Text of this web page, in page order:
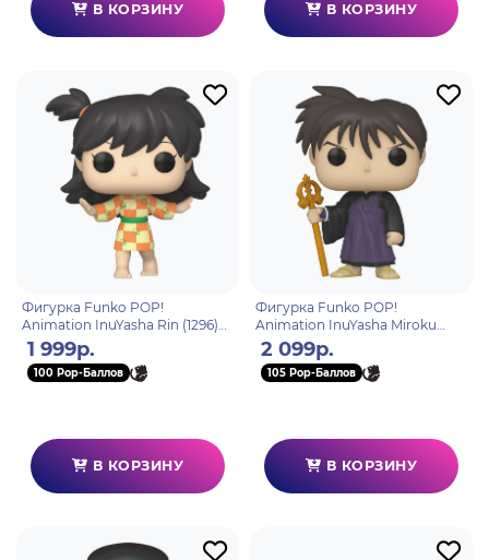
В КОРЗИНУ В КОРЗИНУ
Фигурка Funko POP!
Animation InuYasha Rin (1296)
58028
1 999р.
100 Pop-Баллов
В КОРЗИНУ
Фигурка Funko POP!
Animation InuYasha Miroku
(Exc) (1594) 77401
2 099р.
105 Pop-Баллов
В КОРЗИНУ